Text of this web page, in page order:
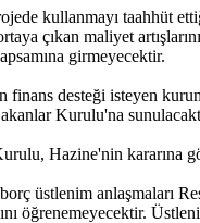
kullanmayı taahhüt
çıkan maliyet
girmeyecektir.
finans desteği isteyen
Kurulu'na
Hazine'nin kararına
üstlenim anlaşmaları
öğrenemeyecektir.